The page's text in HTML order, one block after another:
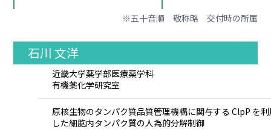
※五十音順 敬称略 交付時の所属
石川 文洋
近畿大学薬学部医療薬学科
有機薬化学研究室
原核生物のタンパク質品質管理機構に関与する ClpP を
した細胞内タンパク質の人為的分解制御